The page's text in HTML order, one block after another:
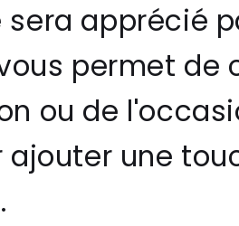
apprécié
permet de
ou de
une